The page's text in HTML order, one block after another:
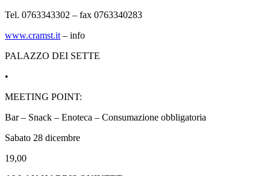
Tel. 0763343302 – fax 0763340283
www.cramst.it – info
PALAZZO DEI SETTE
•
MEETING POINT:
Bar – Snack – Enoteca – Consumazione obbligatoria
Sabato 28 dicembre
19,00